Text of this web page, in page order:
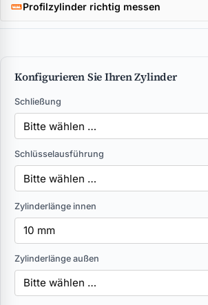
Profilzylinder richtig messen
Konfigurieren Sie Ihren Zylinder
Schließung
Schlüsselausführung
Zylinderlänge innen
Zylinderlänge außen